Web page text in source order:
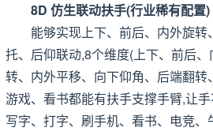
8D 仿生联动扶手(行业稀有配置)
能够实现上下、前后、内外旋
托、后仰联动,8个维度(上下、前后
转、内外平移、向下仰角、后端翻
游戏、看书都能有扶手支撑手臂,让手
写字、打字、刷手机、看书、电竞、